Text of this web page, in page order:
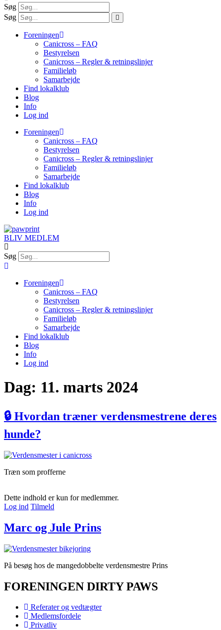
Søg
Søg
Foreningen
Canicross – FAQ
Bestyrelsen
Canicross – Regler & retningslinjer
Familieløb
Samarbejde
Find lokalklub
Blog
Info
Log ind
Foreningen
Canicross – FAQ
Bestyrelsen
Canicross – Regler & retningslinjer
Familieløb
Samarbejde
Find lokalklub
Blog
Info
Log ind
BLIV MEDLEM
Søg
Foreningen
Canicross – FAQ
Bestyrelsen
Canicross – Regler & retningslinjer
Familieløb
Samarbejde
Find lokalklub
Blog
Info
Log ind
Dag: 11. marts 2024
🔒 Hvordan træner verdensmestrene deres
hunde?
Træn som profferne
Dette indhold er kun for medlemmer.
Log ind Tilmeld
Marc og Jule Prins
På besøg hos de mangedobbelte verdensmestre Prins
FORENINGEN DIRTY PAWS
Referater og vedtægter
Medlemsfordele
Privatliv